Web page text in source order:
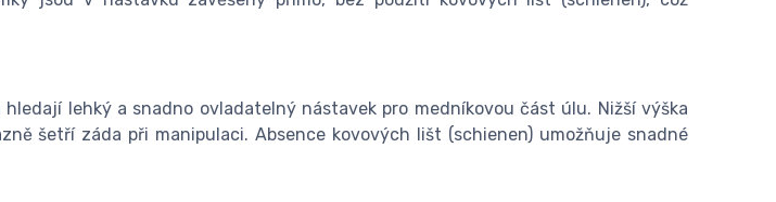
lehký a snadno ovladatelný nástavek pro medníkovou část úlu. Nižší výška
šetří záda při manipulaci. Absence kovových lišt (schienen) umožňuje snadné